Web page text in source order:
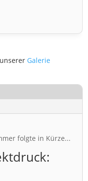
Galerie
folgte in Kürze...